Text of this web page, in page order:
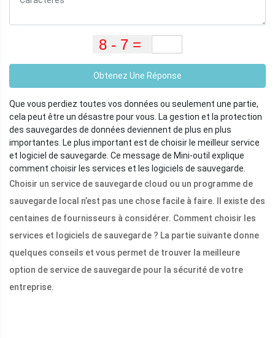
Obtenez Une Réponse
Que vous perdiez toutes vos données ou seulement une partie,
cela peut être un désastre pour vous. La gestion et la protection
des sauvegardes de données deviennent de plus en plus
importantes. Le plus important est de choisir le meilleur service
et logiciel de sauvegarde. Ce message de Mini-outil explique
comment choisir les services et les logiciels de sauvegarde.
Choisir un service de sauvegarde cloud ou un programme de
sauvegarde local n’est pas une chose facile à faire. Il existe des
centaines de fournisseurs à considérer. Comment choisir les
services et logiciels de sauvegarde ? La partie suivante donne
quelques conseils et vous permet de trouver la meilleure
option de service de sauvegarde pour la sécurité de votre
entreprise.